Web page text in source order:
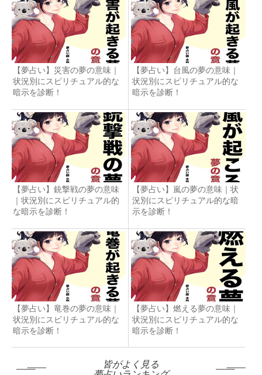
【夢占い】災害の夢の意味｜
状況別にスピリチュアル的な
暗示を診断！
【夢占い】台風の夢の意味｜
状況別にスピリチュアル的な
暗示を診断！
【夢占い】銃撃戦の夢の意味
｜状況別にスピリチュアル的
な暗示を診断！
【夢占い】嵐の夢の意味｜状
況別にスピリチュアル的な暗
示を診断！
【夢占い】竜巻の夢の意味｜
状況別にスピリチュアル的な
暗示を診断！
【夢占い】燃える夢の意味｜
状況別にスピリチュアル的な
暗示を診断！
皆がよく見る